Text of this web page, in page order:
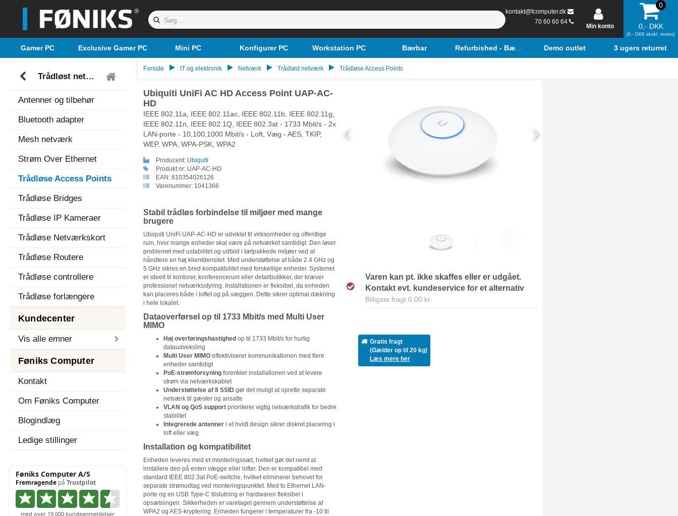
kontakt@fcomputer.dk
70 60 60 64
Min konto
0
0,- DKK
(0,- DKK ekskl. moms)
Gamer PC Exclusive Gamer PC Mini PC Konfigurer PC Workstation PC Bærbar Refurbished - Bærbar Demo outlet 3 ugers returret
Trådløst netværk
Antenner og tilbehør
Bluetooth adapter
Mesh netværk
Strøm Over Ethernet
Trådløse Access Points
Trådløse Bridges
Trådløse IP Kameraer
Trådløse Netværkskort
Trådløse Routere
Trådløse controllere
Trådløse forlængere
Kundecenter
Vis alle emner
Føniks Computer
Kontakt
Om Føniks Computer
Blogindlæg
Ledige stillinger
Forside IT og elektronik Netværk Trådløst netværk Trådløse Access Points
Ubiquiti UniFi AC HD Access Point UAP-AC-
HD
IEEE 802.11a, IEEE 802.11ac, IEEE 802.11b, IEEE 802.11g,
IEEE 802.11n, IEEE 802.1Q, IEEE 802.3at - 1733 Mbit/s - 2x
LAN-porte - 10,100,1000 Mbit/s - Loft, Væg - AES, TKIP,
WEP, WPA, WPA-PSK, WPA2
Producent: Ubiquiti
Produkt nr: UAP-AC-HD
EAN: 810354026126
Varenummer: 1041366
Stabil trådløs forbindelse til miljøer med mange
brugere
Ubiquiti UniFi UAP-AC-HD er udviklet til virksomheder og offentlige
rum, hvor mange enheder skal være på netværket samtidigt. Den løser
problemet med ustabilitet og udfald i tætpakkede miljøer ved at
håndtere en høj klientdensitet. Med understøttelse af både 2.4 GHz og
5 GHz sikres en bred kompatibilitet med forskellige enheder. Systemet
er ideelt til kontorer, konferencerum eller detailbutikker, der kræver
professionel netværksstyring. Installationen er fleksibel, da enheden
kan placeres både i loftet og på væggen. Dette sikrer optimal dækning
i hele lokalet.
Dataoverførsel op til 1733 Mbit/s med Multi User
MIMO
Høj overføringshastighed op til 1733 Mbit/s for hurtig
dataudveksling
Multi User MIMOeffektiviserer kommunikationen med flere
enheder samtidigt
PoE-strømforsyningforenkler installationen ved at levere
strøm via netværkskablet
Understøttelse af 8 SSID gør det muligt at oprette separate
netværk til gæster og ansatte
VLAN og QoS supportprioriterer vigtig netværkstrafik for bedre
stabilitet
Integrerede antenneri et hvidt design sikrer diskret placering i
loft eller væg
Installation og kompatibilitet
Enheden leveres med et monteringssæt, hvilket gør det nemt at
installere den på enten vægge eller lofter. Den er kompatibel med
standard IEEE 802.3at PoE-switche, hvilket eliminerer behovet for
separate strømudtag ved monteringspunktet. Med to Ethernet LAN-
porte og en USB Type-C tilslutning er hardwaren fleksibel i
opsætningen. Sikkerheden er varetaget gennem understøttelse af
WPA2 og AES-kryptering. Enheden fungerer i temperaturer fra -10 til
Varen kan pt. ikke skaffes eller er udgået.
Kontakt evt. kundeservice for et alternativ
Billigste fragt 0,00 kr.
Gratis fragt
(Gælder op til 20 kg)
Læs mere her